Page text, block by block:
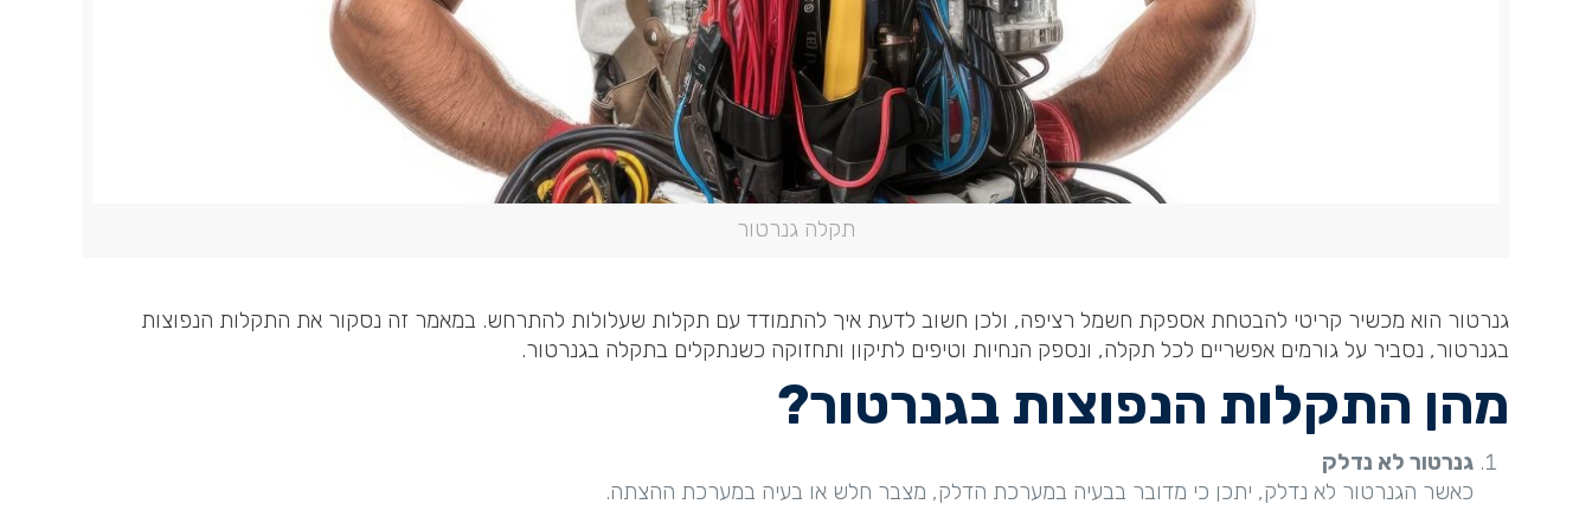
תקלה גנרטור
גנרטור הוא מכשיר קריטי להבטחת אספקת חשמל רציפה, ולכן חשוב לדעת איך להתמודד עם תקלות שעלולות להתרחש. במאמר זה נסקור את התקלות הנפוצות
בגנרטור, נסביר על גורמים אפשריים לכל תקלה, ונספק הנחיות וטיפים לתיקון ותחזוקה כשנתקלים בתקלה בגנרטור.
מהן התקלות הנפוצות בגנרטור?
גנרטור לא נדלק
כאשר הגנרטור לא נדלק, יתכן כי מדובר בבעיה במערכת הדלק, מצבר חלש או בעיה במערכת ההצתה.